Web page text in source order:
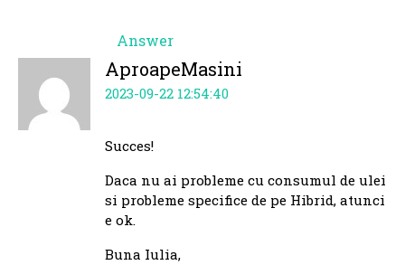
Answer
AproapeMasini
2023-09-22 12:54:40
Buna Iulia,
Daca nu ai probleme cu consumul de ulei
si probleme specifice de pe Hibrid, atunci
e ok.
Succes!